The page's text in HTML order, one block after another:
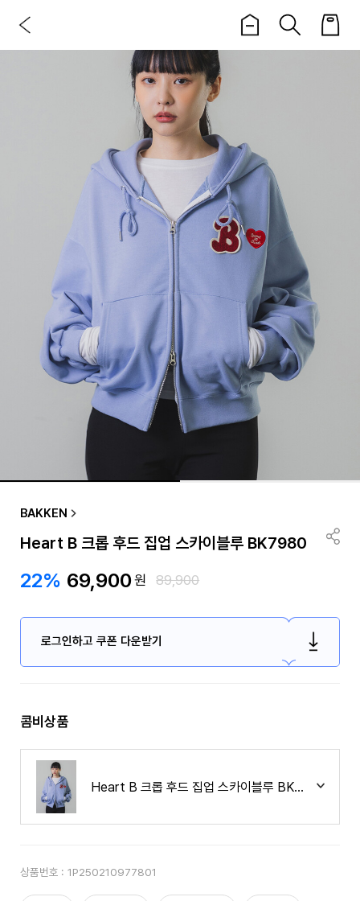
BAKKEN
Heart B 크롭 후드 집업 스카이블루 BK7980
22% 69,900원 89,900
로그인하고 쿠폰 다운받기
콤비상품
Heart B 크롭 후드 집업 스카이블루 BK7980
상품번호 : 1P250210977801